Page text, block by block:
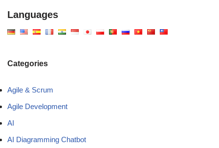
Languages
Categories
Agile & Scrum
Agile Development
AI
AI Diagramming Chatbot